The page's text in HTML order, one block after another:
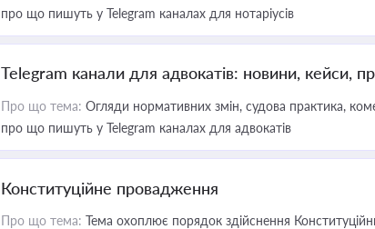
про що пишуть у Telegram каналах для нотаріусів
Telegram канали для адвокатів: новини, кейси,
Про що тема: Огляди нормативних змін, судова практика,
про що пишуть у Telegram каналах для адвокатів
Конституційне провадження
Про що тема: Тема охоплює порядок здійснення